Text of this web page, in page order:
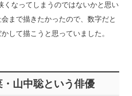
くなってしまうのではないかと思い
まで描きたかったので、数字だと
して描こうと思っていました。
山中聡という俳優